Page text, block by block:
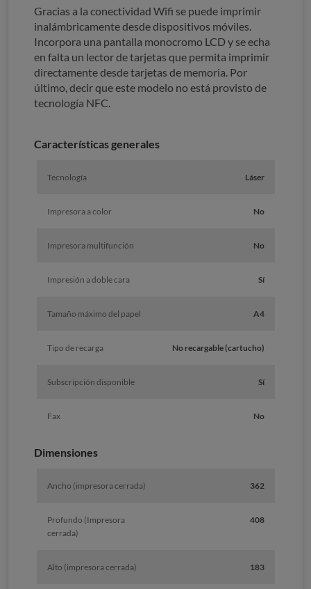
Gracias a la conectividad Wifi se puede imprimir
inalámbricamente desde dispositivos móviles.
Incorpora una pantalla monocromo LCD y se echa
en falta un lector de tarjetas que permita imprimir
directamente desde tarjetas de memoria. Por
último, decir que este modelo no está provisto de
tecnología NFC.
Características generales
Tecnología Láser
Impresora a color No
Impresora multifunción No
Impresión a doble cara Sí
Tamaño máximo del papel A4
Tipo de recarga No recargable (cartucho)
Subscripción disponible Sí
Fax No
Dimensiones
Ancho (impresora cerrada) 362
Profundo (Impresora
cerrada)
408
Alto (impresora cerrada) 183